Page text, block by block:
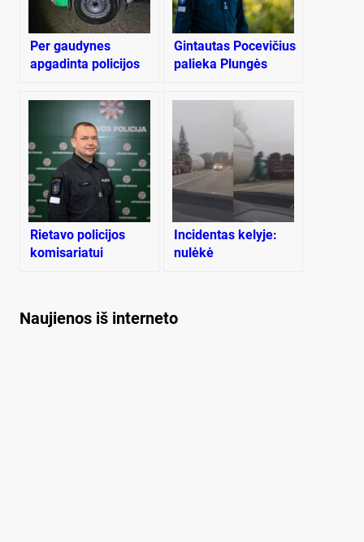
Per gaudynes
apgadinta policijos
Gintautas Pocevičius
palieka Plungės
komisariatą
Rietavo policijos
komisariatui
Incidentas kelyje:
nulėkė
Naujienos iš interneto